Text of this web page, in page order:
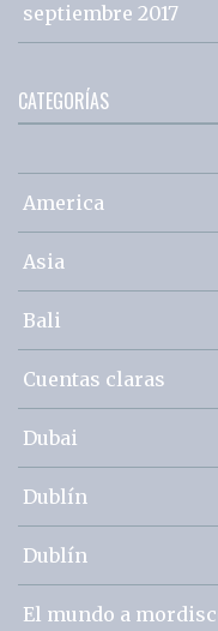
septiembre 2017
CATEGORÍAS
America
Asia
Bali
Cuentas claras
Dubai
Dublín
Dublín
El mundo a